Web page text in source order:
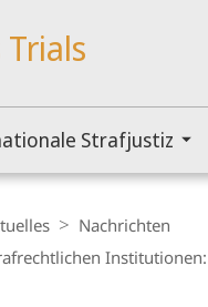
Strafjustiz
Nachrichten